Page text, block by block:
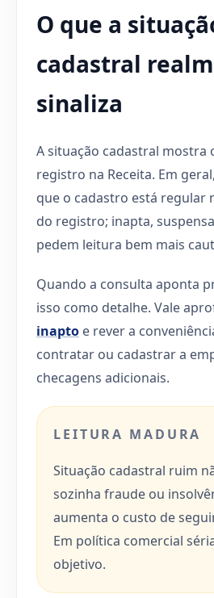
O que a
cadastral
sinaliza
A situação cadastral mostra
registro na Receita. Em
que o cadastro está regular
do registro; inapta,
pedem leitura bem mais
Quando a consulta aponta
isso como detalhe. Vale
inapto e rever a
contratar ou cadastrar a
checagens adicionais.
LEITURA MADURA
Situação cadastral ruim
sozinha fraude ou
aumenta o custo de
Em política comercial
objetivo.